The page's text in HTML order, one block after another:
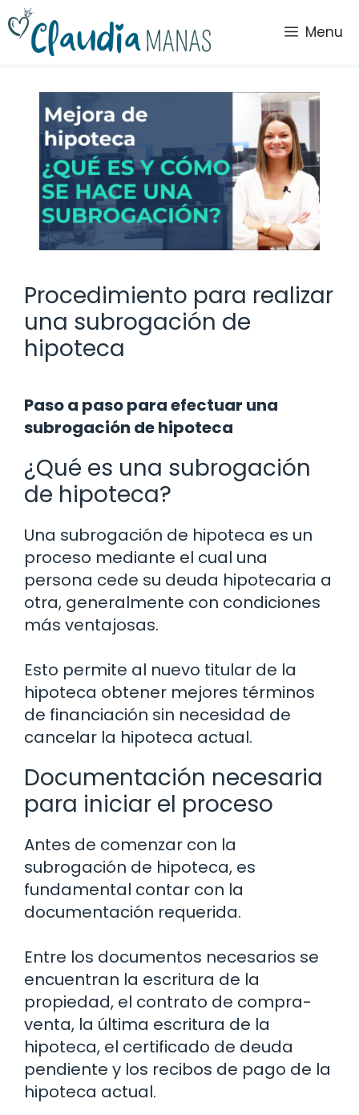
Saltar
al
contenido
Menu
Procedimiento para realizar
una subrogación de
hipoteca
Paso a paso para efectuar una
subrogación de hipoteca
¿Qué es una subrogación
de hipoteca?
Una subrogación de hipoteca es un
proceso mediante el cual una
persona cede su deuda hipotecaria a
otra, generalmente con condiciones
más ventajosas.
Esto permite al nuevo titular de la
hipoteca obtener mejores términos
de financiación sin necesidad de
cancelar la hipoteca actual.
Documentación necesaria
para iniciar el proceso
Antes de comenzar con la
subrogación de hipoteca, es
fundamental contar con la
documentación requerida.
Entre los documentos necesarios se
encuentran la escritura de la
propiedad, el contrato de compra-
venta, la última escritura de la
hipoteca, el certificado de deuda
pendiente y los recibos de pago de la
hipoteca actual.